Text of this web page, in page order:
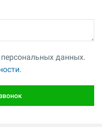
данных.